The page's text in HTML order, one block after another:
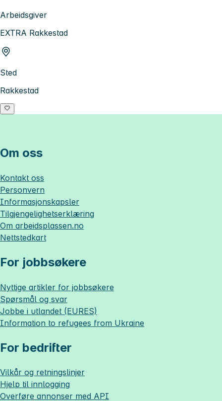
Arbeidsgiver
EXTRA Rakkestad
Sted
Rakkestad
Om oss
Kontakt oss
Personvern
Informasjonskapsler
Tilgjengelighetserklæring
Om arbeidsplassen.no
Nettstedkart
For jobbsøkere
Nyttige artikler for jobbsøkere
Spørsmål og svar
Jobbe i utlandet (EURES)
Information to refugees from Ukraine
For bedrifter
Vilkår og retningslinjer
Hjelp til innlogging
Overføre annonser med API